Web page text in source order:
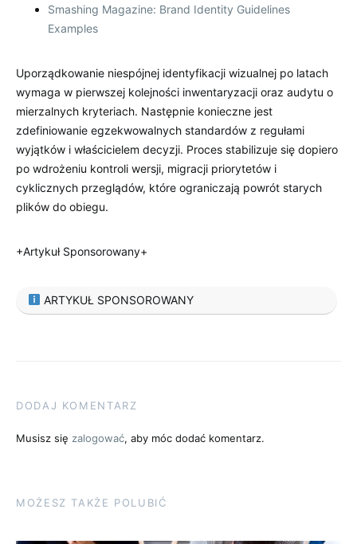
Smashing Magazine: Brand Identity Guidelines
Examples
Uporządkowanie niespójnej identyfikacji wizualnej po latach
wymaga w pierwszej kolejności inwentaryzacji oraz audytu o
mierzalnych kryteriach. Następnie konieczne jest
zdefiniowanie egzekwowalnych standardów z regułami
wyjątków i właścicielem decyzji. Proces stabilizuje się dopiero
po wdrożeniu kontroli wersji, migracji priorytetów i
cyklicznych przeglądów, które ograniczają powrót starych
plików do obiegu.
+Artykuł Sponsorowany+
ARTYKUŁ SPONSOROWANY
DODAJ KOMENTARZ
Musisz się zalogować, aby móc dodać komentarz.
MOŻESZ TAKŻE POLUBIĆ